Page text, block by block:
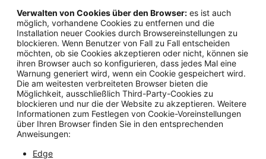
Verwalten von Cookies über den Browser: es ist auch
möglich, vorhandene Cookies zu entfernen und die
Installation neuer Cookies durch Browsereinstellungen zu
blockieren. Wenn Benutzer von Fall zu Fall entscheiden
möchten, ob sie Cookies akzeptieren oder nicht, können sie
ihren Browser auch so konfigurieren, dass jedes Mal eine
Warnung generiert wird, wenn ein Cookie gespeichert wird.
Die am weitesten verbreiteten Browser bieten die
Möglichkeit, ausschließlich Third-Party-Cookies zu
blockieren und nur die der Website zu akzeptieren. Weitere
Informationen zum Festlegen von Cookie-Voreinstellungen
über Ihren Browser finden Sie in den entsprechenden
Anweisungen:
Edge